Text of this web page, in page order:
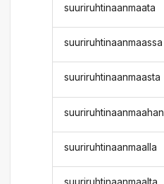
suuriruhtinaanmaata
suuriruhtinaanmaassa
suuriruhtinaanmaasta
suuriruhtinaanmaahan
suuriruhtinaanmaalla